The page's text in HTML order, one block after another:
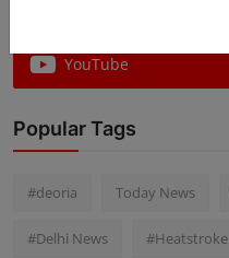
YouTube
Popular Tags
#deoria Today News
#Delhi News #Heatstroke